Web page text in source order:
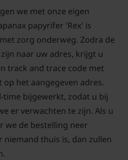
kuipplant voor op
papyrifer ‘Rex’ is een
de juiste verzorging en een
je jarenlang van deze
tuin voorziet van een
uitstraling
‘Rex’
staat graag op een
lichte halfschaduw. Een
we met onze eigen
papyrifer 'Rex' is
zorg onderweg. Zodra de
naar uw adres, krijgt u
track and trace code met
het aangegeven adres.
bijgewerkt, zodat u bij
er verwachten te zijn. Als u
we de bestelling neer
thuis is, dan zullen